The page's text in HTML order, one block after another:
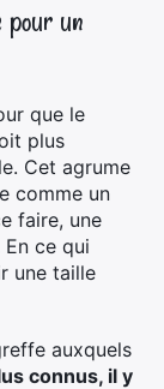
un
que le
plus
Cet agrume
comme un
faire, une
ce qui
une taille
auxquels
connus, il y